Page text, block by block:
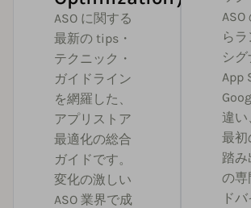
ASO に関する
最新の tips・
テクニック・
ガイドライン
を網羅した、
アプリストア
最適化の総合
ガイドです。
変化の激しい
ASO 業界で成
ら
シグ
App
違い
最初
踏み
の専
ド